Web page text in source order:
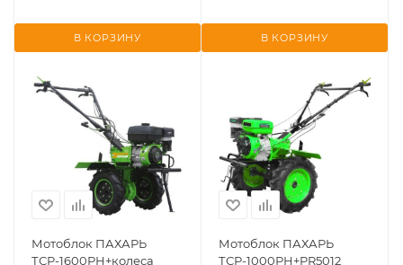
В КОРЗИНУ В КОРЗИНУ
Мотоблок ПАХАРЬ
ТСР-1600РН+колеса
Мотоблок ПАХАРЬ
ТСР-1000РН+PR5012